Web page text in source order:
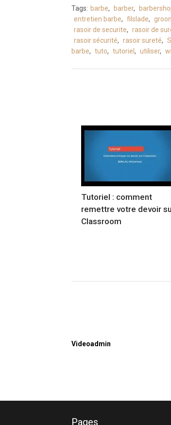
Tags: barbe, barber,
entretien barbe, filslade,
rasoir de securite, rasoir de
rasoir sécurité, rasoir sureté,
barbe, tuto, tutoriel , utiliser,
Tutoriel : comment
remettre votre devoir
Classroom
Videoadmin
Pages